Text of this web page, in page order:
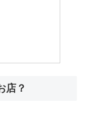
店？